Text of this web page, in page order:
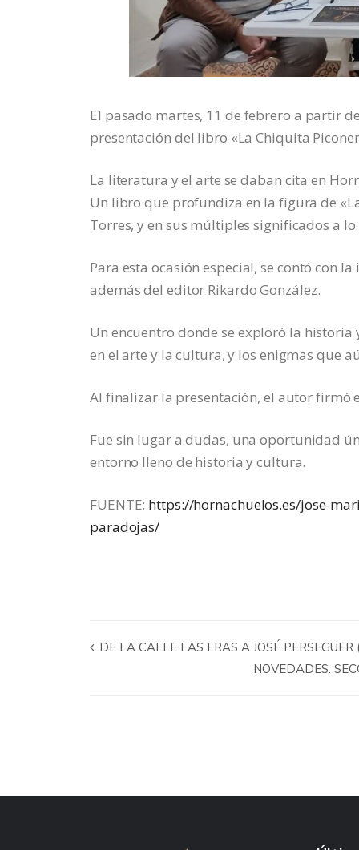
El pasado martes, 11 de febrero a partir
presentación del libro «La Chiquita
La literatura y el arte se daban cita en
Un libro que profundiza en la figura de
Torres, y en sus múltiples significados a
Para esta ocasión especial, se contó con
además del editor Rikardo González.
Un encuentro donde se exploró la
en el arte y la cultura, y los enigmas que
Al finalizar la presentación, el autor firmó
Fue sin lugar a dudas, una oportunidad
entorno lleno de historia y cultura.
FUENTE: https://hornachuelos.es/jose-
paradojas/
DE LA CALLE LAS ERAS A JOSÉ
NOVEDADES.